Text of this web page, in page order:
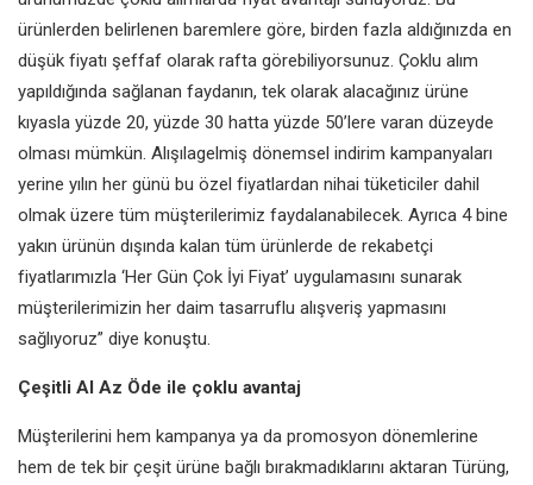
ürünlerden belirlenen baremlere göre, birden fazla aldığınızda en
düşük fiyatı şeffaf olarak rafta görebiliyorsunuz. Çoklu alım
yapıldığında sağlanan faydanın, tek olarak alacağınız ürüne
kıyasla yüzde 20, yüzde 30 hatta yüzde 50’lere varan düzeyde
olması mümkün. Alışılagelmiş dönemsel indirim kampanyaları
yerine yılın her günü bu özel fiyatlardan nihai tüketiciler dahil
olmak üzere tüm müşterilerimiz faydalanabilecek. Ayrıca 4 bine
yakın ürünün dışında kalan tüm ürünlerde de rekabetçi
fiyatlarımızla ‘Her Gün Çok İyi Fiyat’ uygulamasını sunarak
müşterilerimizin her daim tasarruflu alışveriş yapmasını
sağlıyoruz” diye konuştu.
Çeşitli Al Az Öde ile çoklu avantaj
Müşterilerini hem kampanya ya da promosyon dönemlerine
hem de tek bir çeşit ürüne bağlı bırakmadıklarını aktaran Türüng,